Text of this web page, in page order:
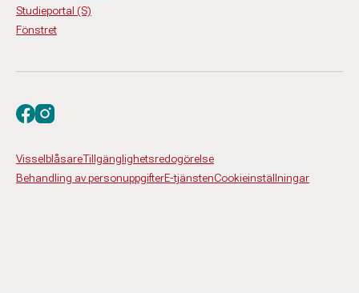
Studieportal (S)
Fönstret
VisselblåsareTillgänglighetsredogörelse
Behandling av personuppgifterE-tjänstenCookieinställningar
Besök oss på facebook
Besök oss på instagram